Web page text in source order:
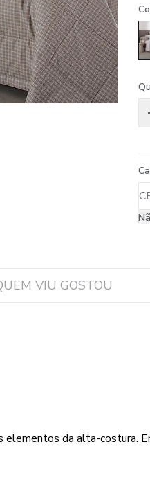
VIU GOSTOU
elementos da alta-costura.